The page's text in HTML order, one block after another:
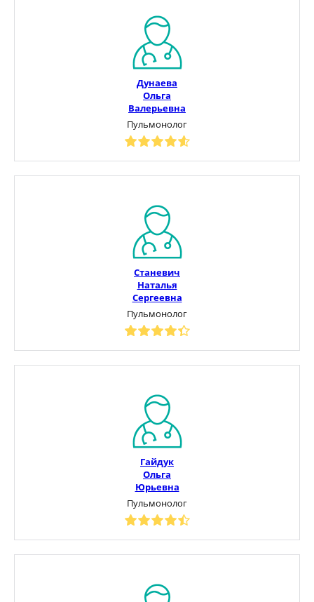
Дунаева
Ольга
Валерьевна
Пульмонолог
Станевич
Наталья
Сергеевна
Пульмонолог
Гайдук
Ольга
Юрьевна
Пульмонолог